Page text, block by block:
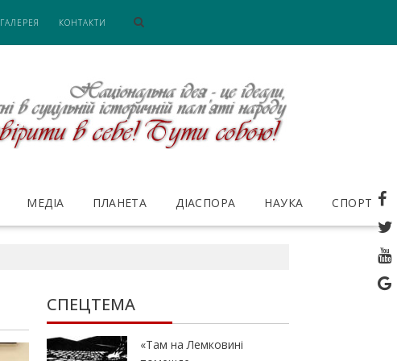
ГАЛЕРЕЯ КОНТАКТИ
МЕДІА ПЛАНЕТА ДІАСПОРА НАУКА СПОРТ
СПЕЦТЕМА
«Там на Лемковині